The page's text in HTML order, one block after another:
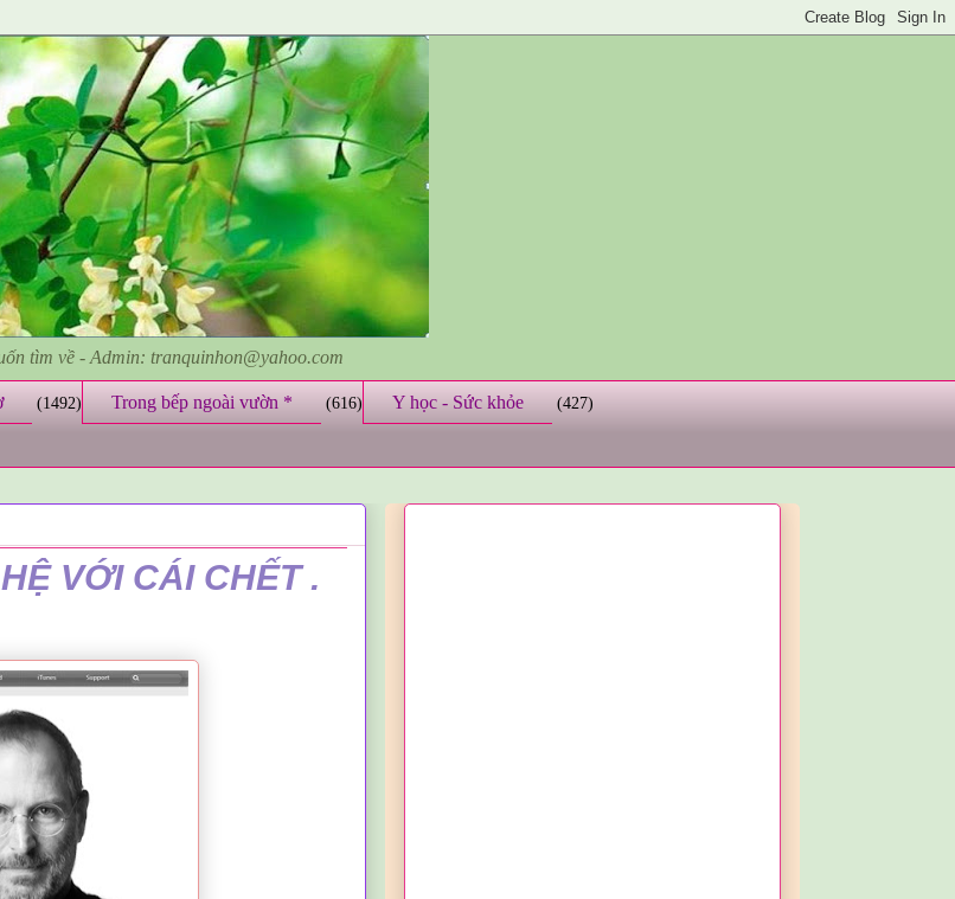
tìm về - Admin: tranquinhon@yahoo.com
(1492) Trong bếp ngoài vườn * (616) Y học - Sức khỏe (427)
VỚI CÁI CHẾT .